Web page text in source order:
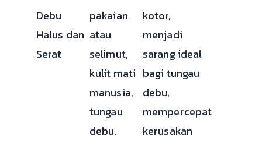
Debu
Halus dan
Serat
pakaian
atau
selimut,
kulit mati
manusia,
tungau
debu.
kotor,
menjadi
sarang ideal
bagi tungau
debu,
mempercepat
kerusakan